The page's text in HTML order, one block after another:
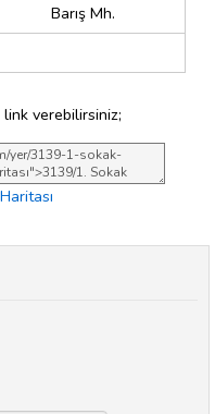
Barış Mh.
verebilirsiniz;